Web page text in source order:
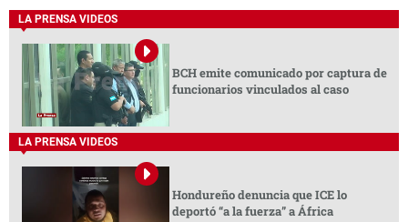
LA PRENSA VIDEOS
BCH emite comunicado por captura de
funcionarios vinculados al caso
LA PRENSA VIDEOS
Hondureño denuncia que ICE lo
deportó “a la fuerza” a África